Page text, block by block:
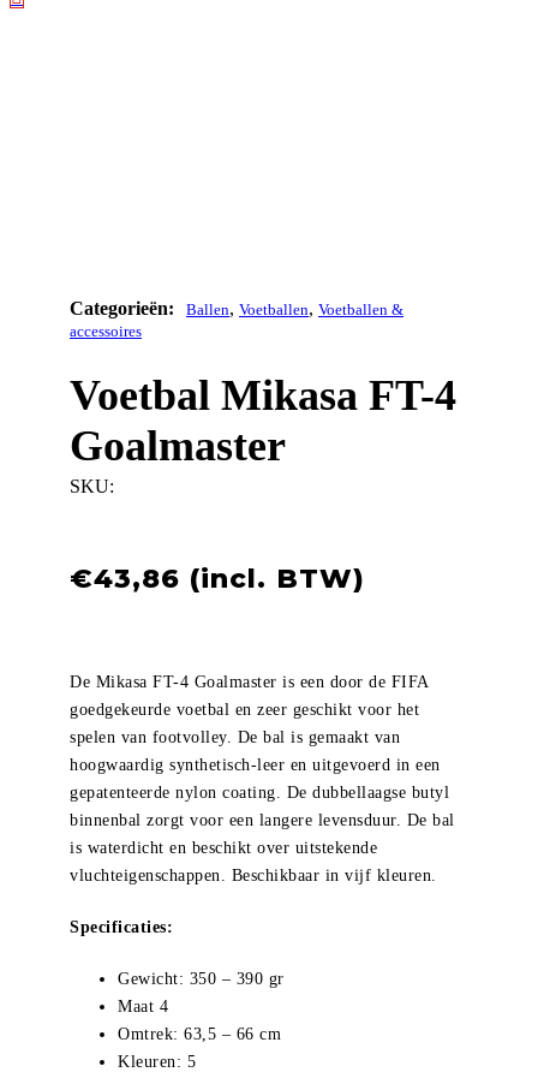
Ballen, Voetballen, Voetballen &
accessoires
Voetbal Mikasa FT-4
Goalmaster
SKU:
€43,86
De Mikasa FT-4 Goalmaster is een door de FIFA
goedgekeurde voetbal en zeer geschikt voor het
spelen van footvolley. De bal is gemaakt van
hoogwaardig synthetisch-leer en uitgevoerd in een
gepatenteerde nylon coating. De dubbellaagse butyl
binnenbal zorgt voor een langere levensduur. De bal
is waterdicht en beschikt over uitstekende
vluchteigenschappen. Beschikbaar in vijf kleuren.
Specificaties:
Gewicht: 350 – 390 gr
Maat 4
Omtrek: 63,5 – 66 cm
Kleuren: 5